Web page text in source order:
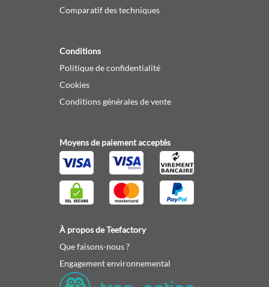
Comparatif des techniques
Conditions
Politique de confidentialité
Cookies
Conditions générales de vente
Moyens de paiement acceptés
À propos de Teefactory
Que faisons-nous ?
Engagement environnemental